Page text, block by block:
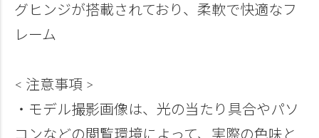
グヒンジが搭載されており、柔軟で快適なフ
レーム
< 注意事項 >
・モデル撮影画像は、光の当たり具合やパソ
コンなどの閲覧環境によって、実際の色味と